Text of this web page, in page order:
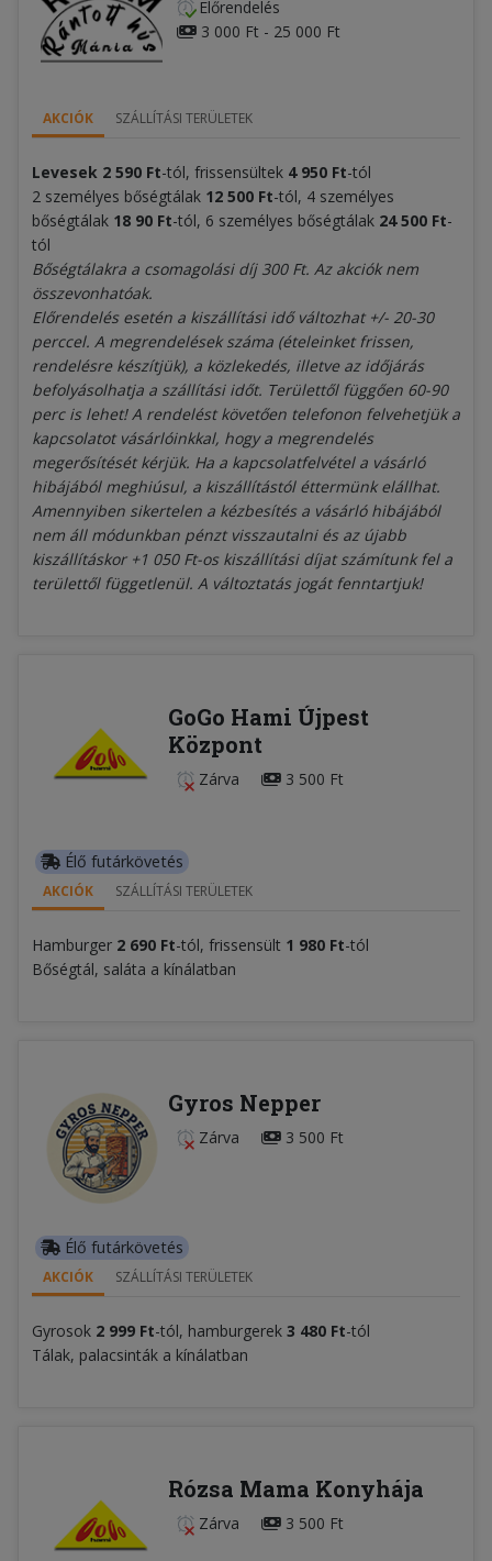
Előrendelés
3 000 Ft - 25 000 Ft
AKCIÓK SZÁLLÍTÁSI TERÜLETEK
Levesek 2 590 Ft-tól, frissensültek 4 950 Ft-tól
2 személyes bőségtálak 12 500 Ft-tól, 4 személyes
bőségtálak 18 90 Ft-tól, 6 személyes bőségtálak 24500 Ft-
tól
Bőségtálakra a csomagolási díj 300 Ft. Az akciók nem
összevonhatóak.
Előrendelés esetén a kiszállítási idő változhat +/- 20-30
perccel. A megrendelések száma (ételeinket frissen,
rendelésre készítjük), a közlekedés, illetve az időjárás
befolyásolhatja a szállítási időt. Területtől függően 60-90
perc is lehet! A rendelést követően telefonon felvehetjük a
kapcsolatot vásárlóinkkal, hogy a megrendelés
megerősítését kérjük. Ha a kapcsolatfelvétel a vásárló
hibájából meghiúsul, a kiszállítástól éttermünk elállhat.
Amennyiben sikertelen a kézbesítés a vásárló hibájából
nem áll módunkban pénzt visszautalni és az újabb
kiszállításkor +1 050 Ft-os kiszállítási díjat számítunk fel a
területtől függetlenül. A változtatás jogát fenntartjuk!
GoGo Hami Újpest
Központ
Zárva 3 500 Ft
Élő futárkövetés
AKCIÓK SZÁLLÍTÁSI TERÜLETEK
Hamburger 2 690 Ft-tól, frissensült 1 980 Ft-tól
Bőségtál, saláta a kínálatban
Gyros Nepper
Zárva 3 500 Ft
Élő futárkövetés
AKCIÓK SZÁLLÍTÁSI TERÜLETEK
Gyrosok 2 999 Ft-tól, hamburgerek 3 480 Ft-tól
Tálak, palacsinták a kínálatban
Rózsa Mama Konyhája
Zárva 3 500 Ft